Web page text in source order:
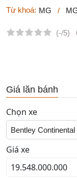
Từ khoá: MG /
(-/5)
Giá lăn bánh
Chọn xe
Bentley
Giá xe